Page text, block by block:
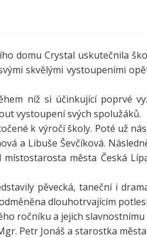
domu Crystal uskutečnila
skvělými vystoupeními
níž si účinkující poprvé
vystoupení svých spolužáků.
k výročí školy. Poté už
a Libuše Ševčíková.
města Česká
pěvecká, taneční i
dlouhotrvajícím
ročníku a jejich slavnostnímu
Petr Jonáš a starostka